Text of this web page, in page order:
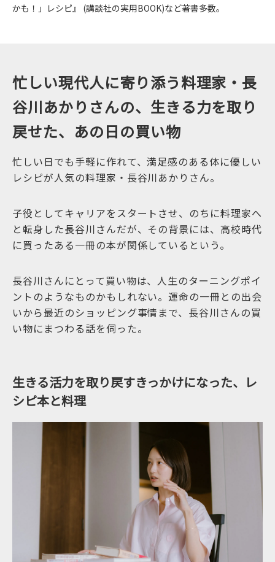
かも！」レシピ』 (講談社の実用BOOK)など著書多数。
忙しい現代人に寄り添う料理家・長
谷川あかりさんの、生きる力を取り
戻せた、あの日の買い物
忙しい日でも手軽に作れて、満足感のある体に優しい
レシピが人気の料理家・長谷川あかりさん。
子役としてキャリアをスタートさせ、のちに料理家へ
と転身した長谷川さんだが、その背景には、高校時代
に買ったある一冊の本が関係しているという。
長谷川さんにとって買い物は、人生のターニングポイ
ントのようなものかもしれない。運命の一冊との出会
いから最近のショッピング事情まで、長谷川さんの買
い物にまつわる話を伺った。
生きる活力を取り戻すきっかけになった、レ
シピ本と料理